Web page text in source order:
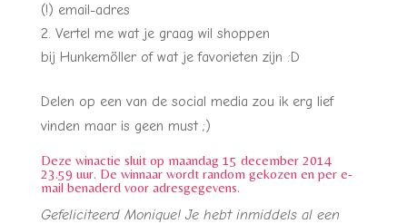
(!) email-adres
Vertel me wat je graag wil shoppen
bij Hunkemöller of wat je favorieten zijn :D
Delen op een van de social media zou ik erg lief
vinden maar is geen must ;)
Deze winactie sluit op maandag 15 december 2014
23.59 uur. De winnaar wordt random gekozen en per e-
mail benaderd voor adresgegevens.
Gefeliciteerd Monique! Je hebt inmiddels al een